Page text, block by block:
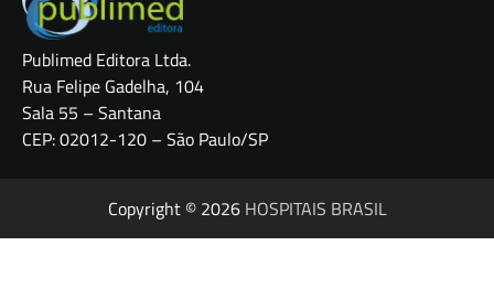
Publimed Editora Ltda.
Rua Felipe Gadelha, 104
Sala 55 – Santana
CEP: 02012-120 – São Paulo/SP
Copyright © 2026 HOSPITAIS BRASIL